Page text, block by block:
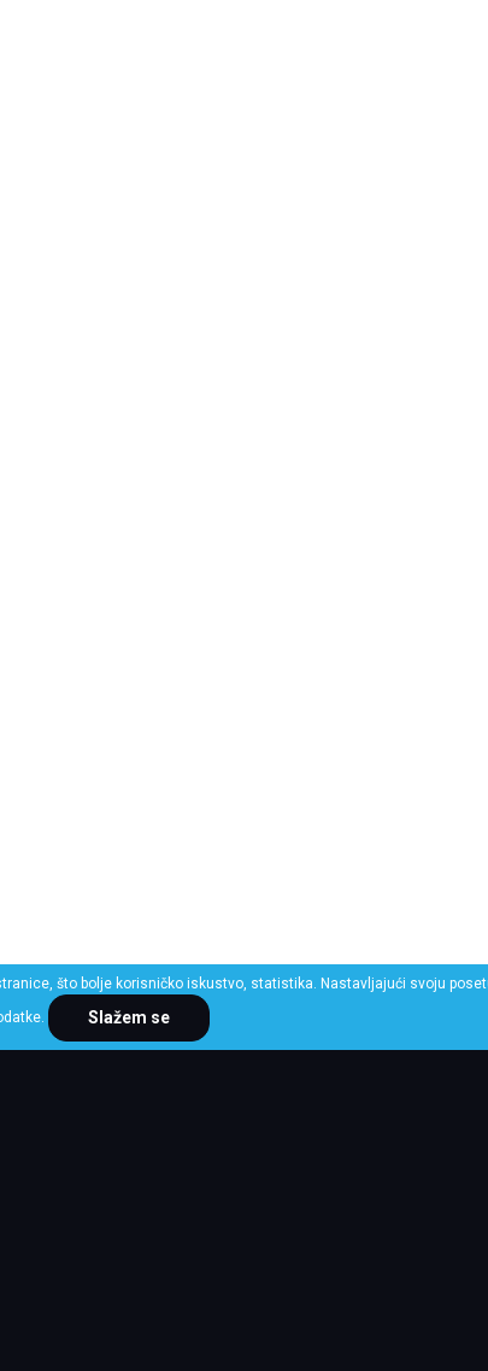
što bolje korisničko iskustvo, statistika. Nastavljajući svoju
Slažem se